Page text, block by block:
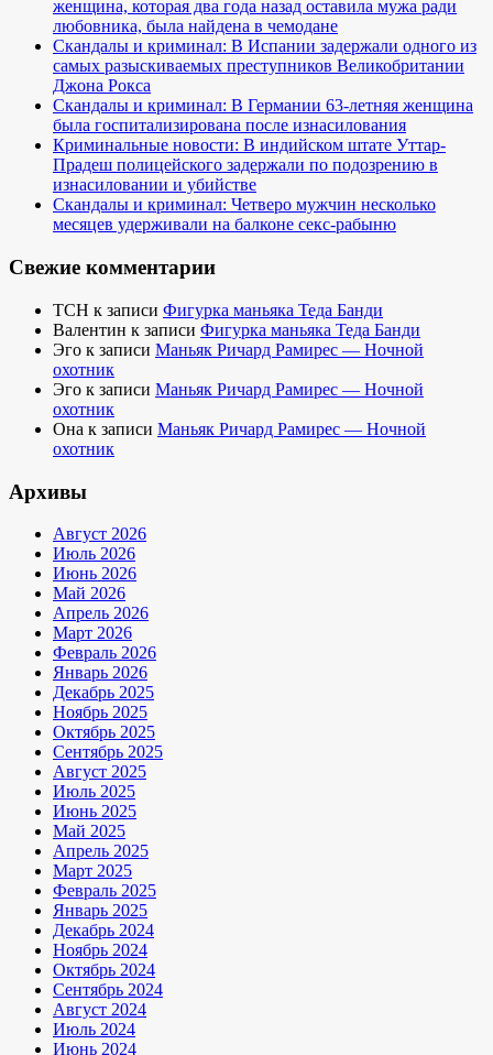
женщина, которая два года назад оставила мужа ради
любовника, была найдена в чемодане
Скандалы и криминал: В Испании задержали одного из
самых разыскиваемых преступников Великобритании
Джона Рокса
Скандалы и криминал: В Германии 63-летняя женщина
была госпитализирована после изнасилования
Криминальные новости: В индийском штате Уттар-
Прадеш полицейского задержали по подозрению в
изнасиловании и убийстве
Скандалы и криминал: Четверо мужчин несколько
месяцев удерживали на балконе секс-рабыню
Свежие комментарии
TCH к записи Фигурка маньяка Теда Банди
Валентин к записи Фигурка маньяка Теда Банди
Эго к записи Маньяк Ричард Рамирес — Ночной
охотник
Эго к записи Маньяк Ричард Рамирес — Ночной
охотник
Она к записи Маньяк Ричард Рамирес — Ночной
охотник
Архивы
Август 2026
Июль 2026
Июнь 2026
Май 2026
Апрель 2026
Март 2026
Февраль 2026
Январь 2026
Декабрь 2025
Ноябрь 2025
Октябрь 2025
Сентябрь 2025
Август 2025
Июль 2025
Июнь 2025
Май 2025
Апрель 2025
Март 2025
Февраль 2025
Январь 2025
Декабрь 2024
Ноябрь 2024
Октябрь 2024
Сентябрь 2024
Август 2024
Июль 2024
Июнь 2024